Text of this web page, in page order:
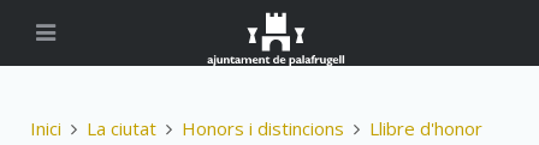
Inici La ciutat Honors i distincions
Llibre d'honor